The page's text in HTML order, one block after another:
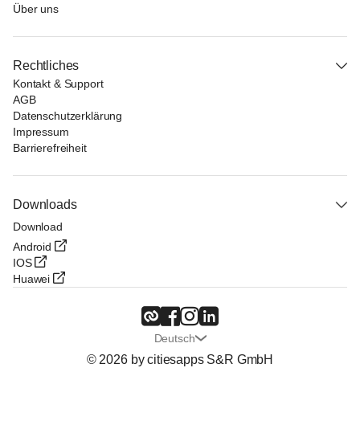
Über uns
Rechtliches
Kontakt & Support
AGB
Datenschutzerklärung
Impressum
Barrierefreiheit
Downloads
Download
Android
IOS
Huawei
Deutsch
© 2026 by citiesapps S&R GmbH